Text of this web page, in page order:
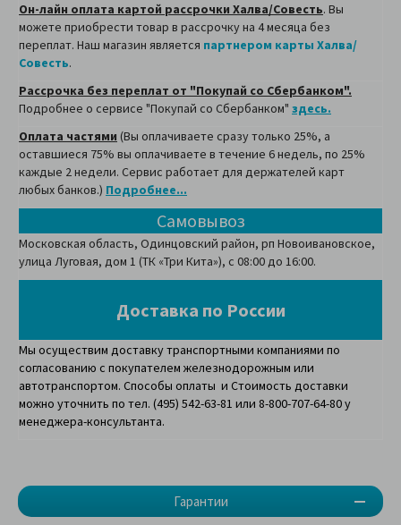
Гарантии
Он-лайн оплата картой рассрочки Халва/Совесть. Вы
можете приобрести товар в рассрочку на 4 месяца без
переплат. Наш магазин является партнером карты Халва/
Совесть.
Рассрочка без переплат от "Покупай со Сбербанком".
Подробнее о сервисе "Покупай со Сбербанком" здесь.
Оплата частями (Вы оплачиваете сразу только 25%, а
оставшиеся 75% вы оплачиваете в течение 6 недель, по 25%
каждые 2 недели. Сервис работает для держателей карт
любых банков.) Подробнее...
Самовывоз
Московская область, Одинцовский район, рп Новоивановское,
улица Луговая, дом 1 (ТК «Три Кита»), с 08:00 до 16:00.
Доставка по России
Мы осуществим доставку транспортными компаниями по
согласованию с покупателем железнодорожным или
автотранспортом. Способы оплаты и Стоимость доставки
можно уточнить по тел. (495) 542-63-81 или 8-800-707-64-80 у
менеджера-консультанта.